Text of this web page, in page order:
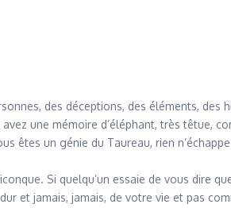
des déceptions, des éléments, des
une mémoire d’éléphant, très têtue,
êtes un génie du Taureau, rien
Si quelqu’un essaie de vous dire
et jamais, jamais, de votre vie et pas